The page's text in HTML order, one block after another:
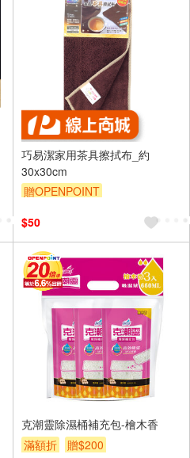
巧易潔家用茶具擦拭布_約
30x30cm
贈OPENPOINT
$50
克潮靈除濕桶補充包-檜木香
滿額折
贈$200